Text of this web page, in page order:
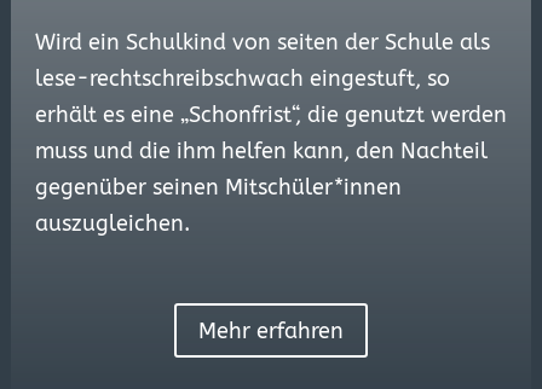
Wird ein Schulkind von seiten der Schule als
lese-rechtschreibschwach eingestuft, so
erhält es eine „Schonfrist“, die genutzt werden
muss und die ihm helfen kann, den Nachteil
gegenüber seinen Mitschüler*innen
auszugleichen.
Mehr erfahren